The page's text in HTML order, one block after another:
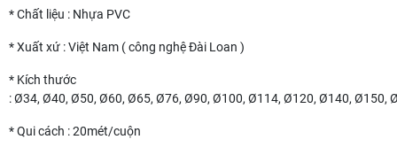
* Chất liệu : Nhựa PVC
* Xuất xứ : Việt Nam ( công nghệ Đài Loan )
* Kích thước
: Ø34, Ø40, Ø50, Ø60, Ø65, Ø76, Ø90, Ø100, Ø114, Ø120, Ø140, Ø150,
* Qui cách : 20mét/cuộn